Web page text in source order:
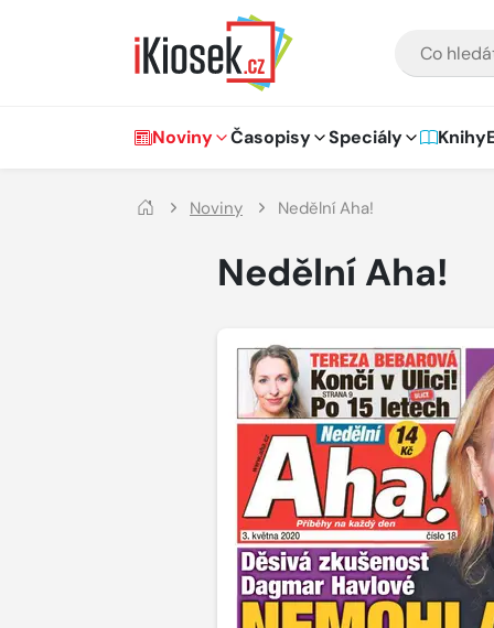
Hlavní navigace
Noviny Časopisy Speciály Knihy
Noviny Nedělní Aha!
Nedělní Aha!